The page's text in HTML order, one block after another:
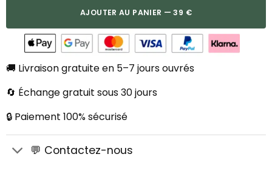
AJOUTER AU PANIER — 39 €
🚚 Livraison gratuite en 5–7 jours ouvrés
🔄 Échange gratuit sous 30 jours
🔒 Paiement 100% sécurisé
💬 Contactez-nous